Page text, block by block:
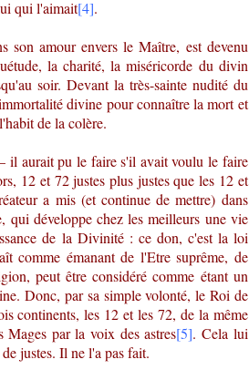
qui l'aimait[4].
son amour envers le Maître, est devenu
la charité, la miséricorde du divin
soir. Devant la très-sainte nudité du
divine pour connaître la mort et
de la colère.
il aurait pu le faire s'il avait voulu le faire
12 et 72 justes plus justes que les 12 et
a mis (et continue de mettre) dans
qui développe chez les meilleurs une vie
de la Divinité : ce don, c'est la loi
comme émanant de l'Etre suprême, de
peut être considéré comme étant un
Donc, par sa simple volonté, le Roi de
continents, les 12 et les 72, de la même
par la voix des astres[5]. Cela lui
justes. Il ne l'a pas fait.